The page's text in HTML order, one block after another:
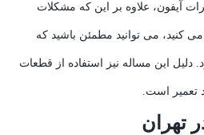
آیفون، علاوه بر این که مشکلات
کنید، می توانید مطمئن باشید که
دلیل این مساله نیز استفاده از قطعات
تعمیر است.
تهران